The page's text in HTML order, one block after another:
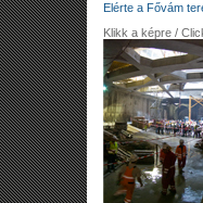
Elérte a Fővám
Klikk a képre /